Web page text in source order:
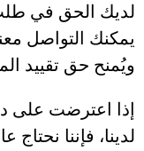
لديك الحق في طلب
يمكنك التواصل
ويُمنح حق تقييد
إذا اعترضت على
لدينا، فإننا